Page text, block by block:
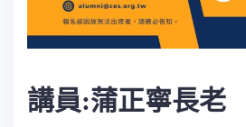
講員:蒲正寧長老